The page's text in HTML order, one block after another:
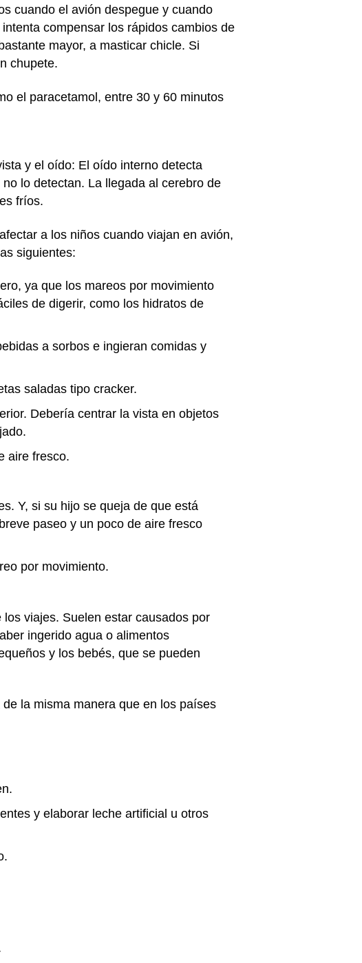
cuando el avión despegue y cuando
compensar los rápidos cambios de
mayor, a masticar chicle. Si
chupete.
el paracetamol, entre 30 y 60 minutos
y el oído: El oído interno detecta
lo detectan. La llegada al cerebro de
fríos.
a los niños cuando viajan en avión,
siguientes:
ya que los mareos por movimiento
de digerir, como los hidratos de
a sorbos e ingieran comidas y
saladas tipo cracker.
Debería centrar la vista en objetos
aire fresco.
Y, si su hijo se queja de que está
paseo y un poco de aire fresco
por movimiento.
viajes. Suelen estar causados por
ingerido agua o alimentos
y los bebés, que se pueden
la misma manera que en los países
y elaborar leche artificial u otros